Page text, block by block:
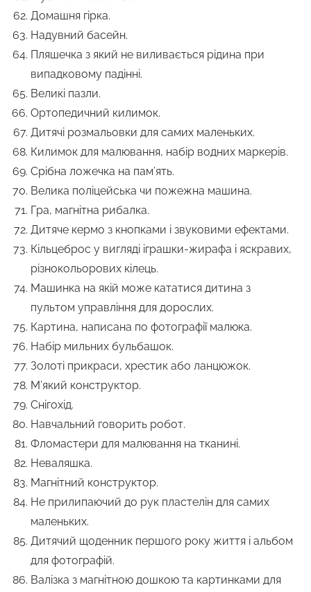
Домашня гірка.
Надувний басейн.
Пляшечка з який не виливається рідина при
випадковому падінні.
Великі пазли.
Ортопедичний килимок.
Дитячі розмальовки для самих маленьких.
Килимок для малювання, набір водних маркерів.
Срібна ложечка на пам’ять.
Велика поліцейська чи пожежна машина.
Гра, магнітна рибалка.
Дитяче кермо з кнопками і звуковими ефектами.
Кільцеброс у вигляді іграшки-жирафа і яскравих,
різнокольорових кілець.
Машинка на якій може кататися дитина з
пультом управління для дорослих.
Картина, написана по фотографії малюка.
Набір мильних бульбашок.
Золоті прикраси, хрестик або ланцюжок.
М’який конструктор.
Снігохід.
Навчальний говорить робот.
Фломастери для малювання на тканині.
Неваляшка.
Магнітний конструктор.
Не прилипаючий до рук пластелін для самих
маленьких.
Дитячий щоденник першого року життя і альбом
для фотографій.
Валізка з магнітною дошкою та картинками для